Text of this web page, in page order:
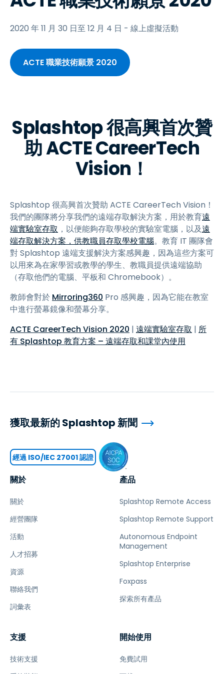
2020 年 11 月 30 日至 12 月 4 日 - 線上虛擬活動
ACTE 職業技術願景 2020
Splashtop 很高興首次贊
助 ACTE CareerTech
Vision！
Splashtop 很高興首次贊助 ACTE CareerTech Vision！
我們的團隊將分享我們的遠端存取解決方案，用於教育遠
端實驗室存取 ，以便能夠存取學校的實驗室電腦，以及遠
端存取解決方案，供教職員存取學校電腦。教育 IT 團隊會
對 Splashtop 遠端支援解決方案感興趣，因為這些方案可
以用來為在家學習或教學的學生、教職員提供遠端協助
（存取他們的電腦、平板和 Chromebook）。
教師會對於 Mirroring360 Pro 感興趣，因為它能在教室
中進行螢幕鏡像和螢幕分享。
ACTE CareerTech Vision 2020 | 遠端實驗室存取 | 所
有 Splashtop 教育方案 – 遠端存取和課堂內使用
關於
關於
經營團隊
活動
人才招募
資源
聯絡我們
詞彙表
產品
Splashtop Remote Access
Splashtop Remote Support
Autonomous Endpoint
Management
Splashtop Enterprise
Foxpass
探索所有產品
支援
技術支援
開始使用
免費試用
獲取最新的 Splashtop 新聞
經過 ISO/IEC 27001 認證